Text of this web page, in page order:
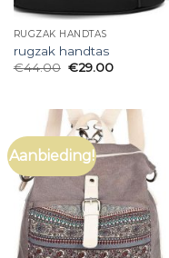
RUGZAK HANDTAS
rugzak handtas
€44.00 €29.00
Aanbieding!